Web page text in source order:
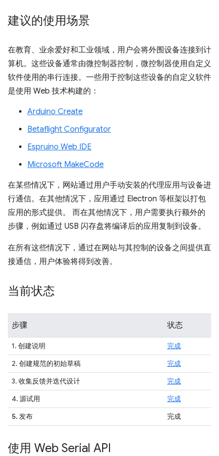
建议的使用场景
在教育、业余爱好和工业领域，用户会将外围设备连接到计
算机。这些设备通常由微控制器控制，微控制器使用自定义
软件使用的串行连接。一些用于控制这些设备的自定义软件
是使用 Web 技术构建的：
Arduino Create
Betaflight Configurator
Espruino Web IDE
Microsoft MakeCode
在某些情况下，网站通过用户手动安装的代理应用与设备进
行通信。在其他情况下，应用通过 Electron 等框架以打包
应用的形式提供。 而在其他情况下，用户需要执行额外的
步骤，例如通过 USB 闪存盘将编译后的应用复制到设备。
在所有这些情况下，通过在网站与其控制的设备之间提供直
接通信，用户体验将得到改善。
当前状态
步骤 状态
1. 创建说明
完成
2. 创建规范的初始草稿
完成
3. 收集反馈并迭代设计
完成
4. 源试用
完成
5. 发布
完成
使用 Web Serial API